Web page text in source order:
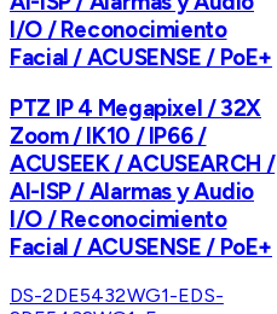
I/O / Reconocimiento
Facial / ACUSENSE / PoE+
PTZ IP 4 Megapixel / 32X
Zoom / IK10 / IP66 /
ACUSEEK / ACUSEARCH /
AI-ISP / Alarmas y Audio
I/O / Reconocimiento
Facial / ACUSENSE / PoE+
DS-2DE5432WG1-EDS-